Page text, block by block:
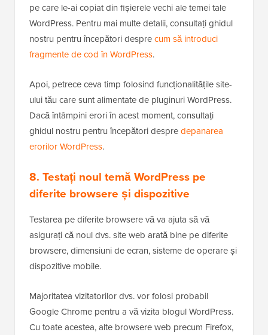
pe care le-ai copiat din fișierele vechi ale temei tale
WordPress. Pentru mai multe detalii, consultați ghidul
nostru pentru începători desprecum să introduci
fragmente de cod în WordPress.
Apoi, petrece ceva timp folosind funcționalitățile site-
ului tău care sunt alimentate de pluginuri WordPress.
Dacă întâmpini erori în acest moment, consultați
ghidul nostru pentru începători despredepanarea
erorilor WordPress.
8. Testați noul temă WordPress pe
diferite browsere și dispozitive
Testarea pe diferite browsere vă va ajuta să vă
asigurați că noul dvs. site web arată bine pe diferite
browsere, dimensiuni de ecran, sisteme de operare și
dispozitive mobile.
Majoritatea vizitatorilor dvs. vor folosi probabil
Google Chrome pentru a vă vizita blogul WordPress.
Cu toate acestea, alte browsere web precum Firefox,